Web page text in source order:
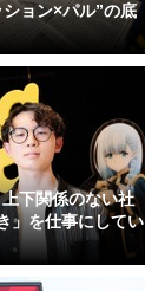
ョン×パル”の底
下関係のない社
」を仕事にしてい